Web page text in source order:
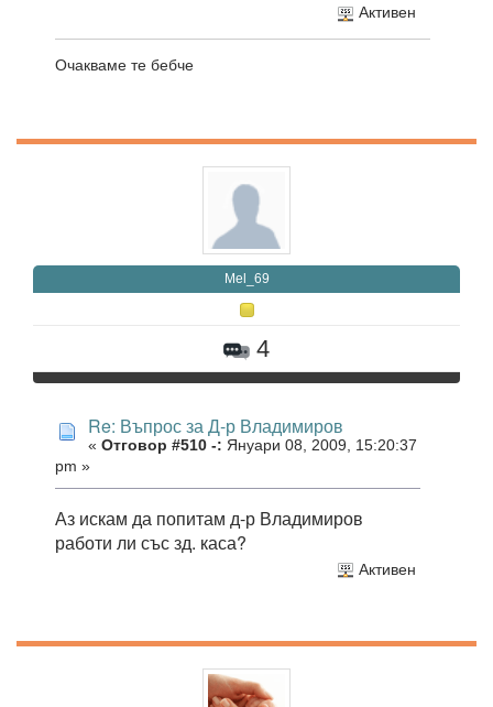
Активен
Очакваме те бебче
Mel_69
4
Re: Въпрос за Д-р Владимиров
« Отговор #510 -: Януари 08, 2009, 15:20:37
pm »
Аз искам да попитам д-р Владимиров
работи ли със зд. каса?
Активен